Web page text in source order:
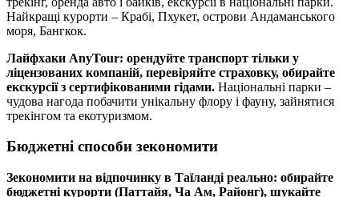
Найкращі курорти – Крабі, Пхукет, острови Андаманського
моря, Бангкок.
Лайфхаки AnyTour: орендуйте транспорт тільки у
ліцензованих компаній, перевіряйте страховку, обирайте
екскурсії з сертифікованими гідами. Національні парки –
чудова нагода побачити унікальну флору і фауну, зайнятися
трекінгом та екотуризмом.
Бюджетні способи зекономити
Зекономити на відпочинку в Таїланді реально: обирайте
бюджетні курорти (Паттайя, Ча Ам, Районг), шукайте